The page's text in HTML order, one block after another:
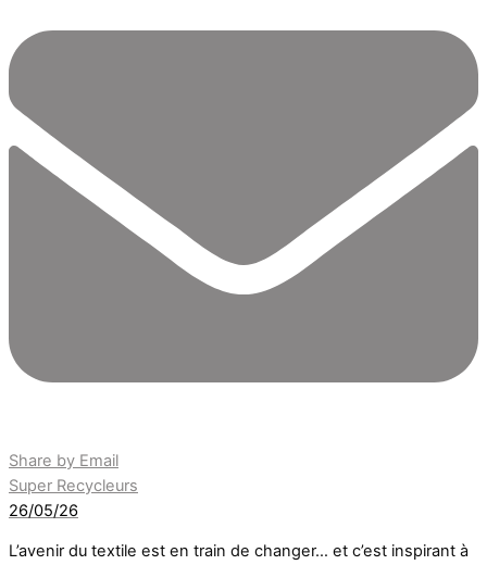
Share by Email
Super Recycleurs
26/05/26
L’avenir du textile est en train de changer… et c’est inspirant à